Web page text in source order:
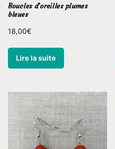
Boucles d’oreilles plumes
bleues
18,00€
Lire la suite